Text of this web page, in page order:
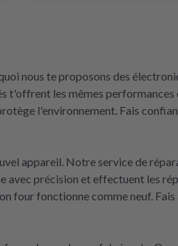
nous te proposons des
t'offrent les mêmes performances
l'environnement. Fais
appareil. Notre service de
précision et effectuent les
four fonctionne comme neuf.